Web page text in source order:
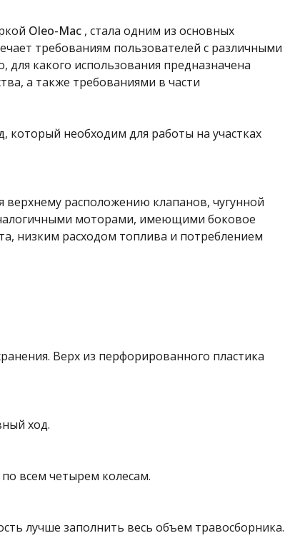
Oleo-Mac , стала одним из основных
требованиям пользователей с различными
какого использования предназначена
а также требованиями в части
который необходим для работы на участках
верхнему расположению клапанов, чугунной
моторами, имеющими боковое
низким расходом топлива и потреблением
Верх из перфорированного пластика
ход.
всем четырем колесам.
лучше заполнить весь объем травосборника.